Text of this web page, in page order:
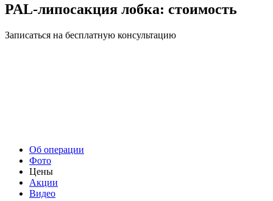
PAL-липосакция лобка: стоимость
Записаться на бесплатную консультацию
Об операции
Фото
Цены
Акции
Видео